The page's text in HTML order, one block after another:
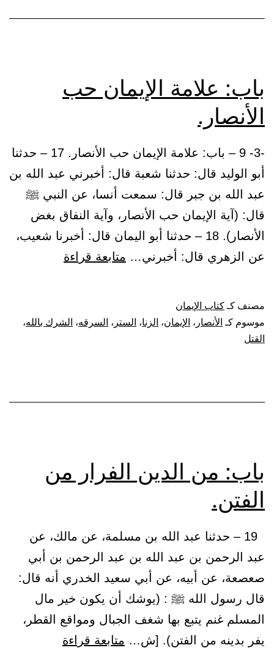
باب: علامة الإيمان حب
الأنصار.
-3- 9 – باب: علامة الإيمان حب الأنصار. 17 – حدثنا
أبو الوليد قال: حدثنا شعبة قال: أخبرني عبد الله بن
عبد الله بن جبر قال: سمعت أنسا، عن النبي ﷺ
قال: (آية الإيمان حب الأنصار، وآية النفاق بغض
الأنصار). 18 – حدثنا أبو اليمان قال: أخبرنا شعيب،
عن الزهري قال: أخبرني… متابعة قراءة
حب
مصنف كـ كتاب الإيمان
موسوم كـ الأنصار ، الإيمان، الزنا، الستر ، السرقه، الشرك بالله،
القتل
باب: من الدين الفرار من
الفتن.
19 – حدثنا عبد الله بن مسلمة، عن مالك، عن
عبد الرحمن بن عبد الله بن عبد الرحمن بن أبي
صعصعة، عن أبيه، عن أبي سعيد الخدري أنه قال:
قال رسول الله ﷺ : (يوشك أن يكون خير مال
المسلم غنم يتبع بها شغف الجبال ومواقع القطر،
يفر بدينه من الفتن). [ش… متابعة قراءة